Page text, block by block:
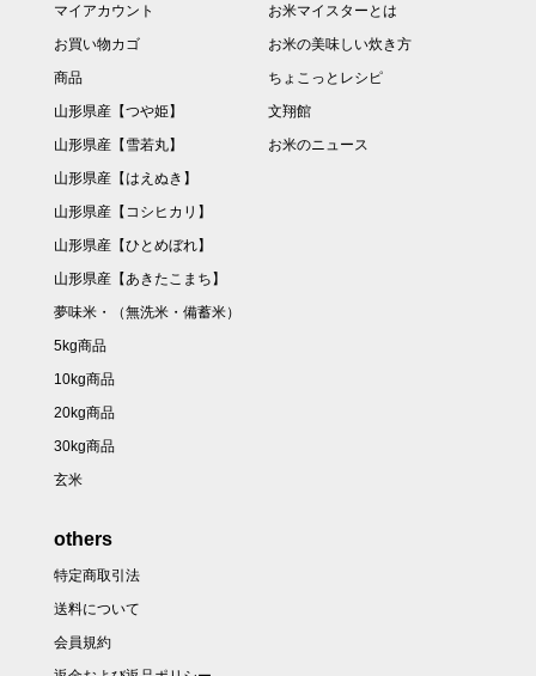
マイアカウント
お買い物カゴ
商品
山形県産【つや姫】
山形県産【雪若丸】
山形県産【はえぬき】
山形県産【コシヒカリ】
山形県産【ひとめぼれ】
山形県産【あきたこまち】
夢味米・（無洗米・備蓄米）
5kg商品
10kg商品
20kg商品
30kg商品
玄米
お米マイスターとは
お米の美味しい炊き方
ちょこっとレシピ
文翔館
お米のニュース
others
特定商取引法
送料について
会員規約